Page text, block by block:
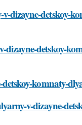
dizayne-detskoy-
detskoy-
komnaty-
v-dizayne-